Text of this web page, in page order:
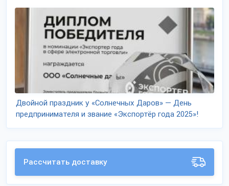
Двойной праздник у «Солнечных Даров» — День
предпринимателя и звание «Экспортёр года 2025»!
Рассчитать доставку